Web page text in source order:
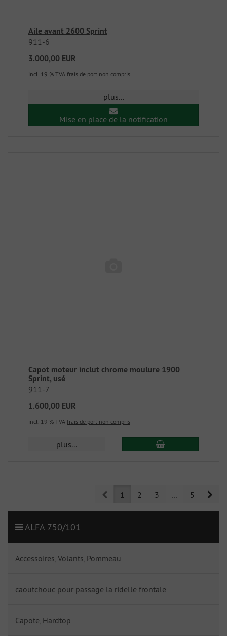
Aile avant 2600 Sprint
911-6
3.000,00 EUR
incl. 19 % TVA frais de port non compris
plus...
Mise en place de la notification
Capot moteur inclut chrome moulure 1900
Sprint, usé
911-7
1.600,00 EUR
incl. 19 % TVA frais de port non compris
plus...
Prev1 2 3 ... 5
ALFA 750/101
Accessoires, Volants, Pommeau
caoutchouc pour passage la ridelle frontale
Capote, Hardtop